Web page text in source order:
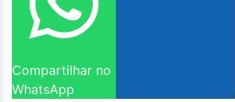
Compartilhar no
WhatsApp